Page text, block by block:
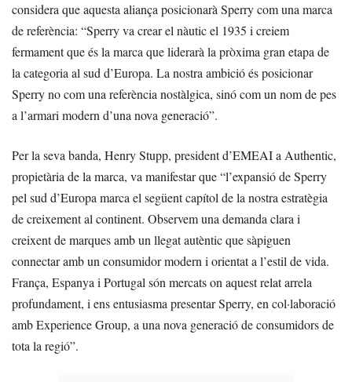
considera que aquesta aliança posicionarà Sperry com una marca
de referència: “Sperry va crear el nàutic el 1935 i creiem
fermament que és la marca que liderarà la pròxima gran etapa de
la categoria al sud d’Europa. La nostra ambició és posicionar
Sperry no com una referència nostàlgica, sinó com un nom de pes
a l’armari modern d’una nova generació”.
Per la seva banda, Henry Stupp, president d’EMEAI a Authentic,
propietària de la marca, va manifestar que “l’expansió de Sperry
pel sud d’Europa marca el següent capítol de la nostra estratègia
de creixement al continent. Observem una demanda clara i
creixent de marques amb un llegat autèntic que sàpiguen
connectar amb un consumidor modern i orientat a l’estil de vida.
França, Espanya i Portugal són mercats on aquest relat arrela
profundament, i ens entusiasma presentar Sperry, en col·laboració
amb Experience Group, a una nova generació de consumidors de
tota la regió”.